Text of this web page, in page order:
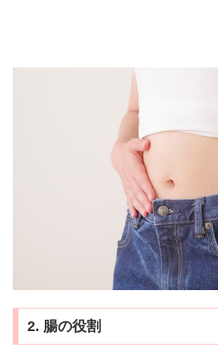
2. 腸の役割